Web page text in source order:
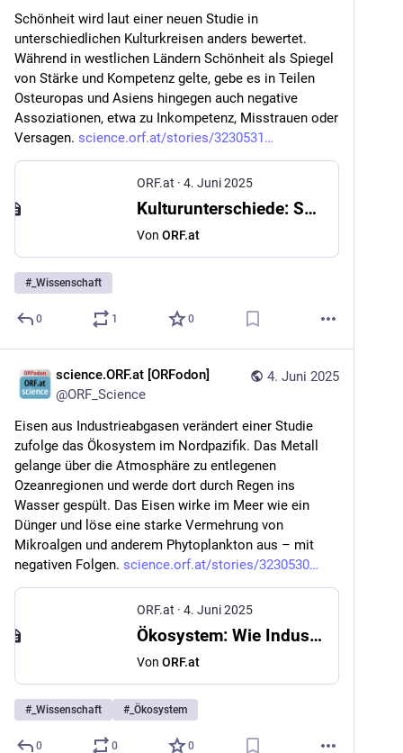
Schönheit wird laut einer neuen Studie in
unterschiedlichen Kulturkreisen anders bewertet.
Während in westlichen Ländern Schönheit als Spiegel
von Stärke und Kompetenz gelte, gebe es in Teilen
Osteuropas und Asiens hingegen auch negative
Assoziationen, etwa zu Inkompetenz, Misstrauen oder
Versagen. science.orf.at/stories/3230531
ORF.at · 4. Juni 2025
Kulturunterschiede: Schönheit nicht überall gleich vorteilhaft
Von ORF.at
# _Wissenschaft
0 1 0
4. Juni 2025
science.ORF.at [ORFodon]
@ORF_Science
Eisen aus Industrieabgasen verändert einer Studie
zufolge das Ökosystem im Nordpazifik. Das Metall
gelange über die Atmosphäre zu entlegenen
Ozeanregionen und werde dort durch Regen ins
Wasser gespült. Das Eisen wirke im Meer wie ein
Dünger und löse eine starke Vermehrung von
Mikroalgen und anderem Phytoplankton aus – mit
negativen Folgen. science.orf.at/stories/3230530
ORF.at · 4. Juni 2025
Ökosystem: Wie Industrieabgase das Meer beeinflussen
Von ORF.at
# _Wissenschaft # _Ökosystem
0 0 0